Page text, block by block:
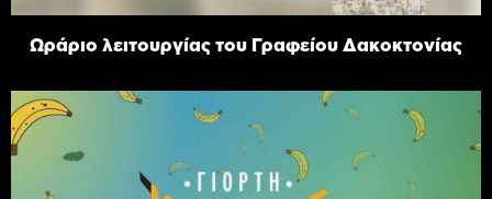
Ωράριο λειτουργίας του Γραφείου Δακοκτονίας